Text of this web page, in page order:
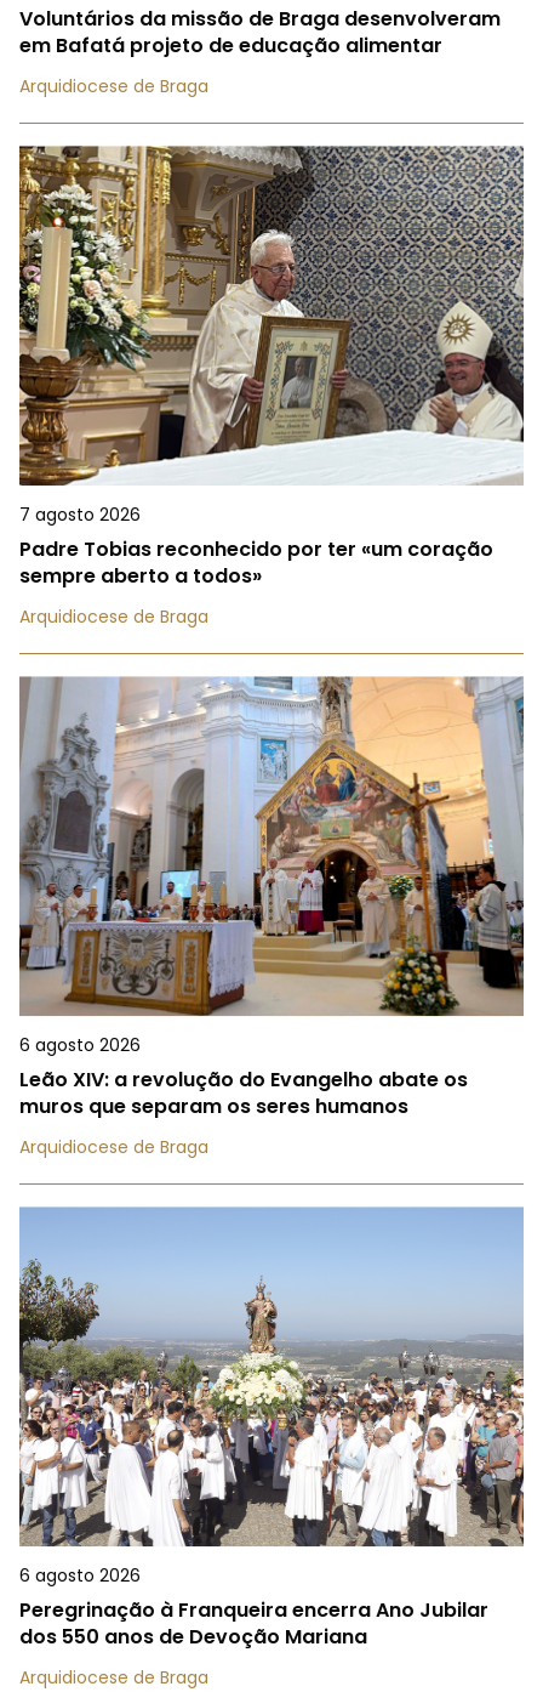
Voluntários da missão de Braga desenvolveram
em Bafatá projeto de educação alimentar
Arquidiocese de Braga
7 agosto 2026
Padre Tobias reconhecido por ter «um coração
sempre aberto a todos»
Arquidiocese de Braga
6 agosto 2026
Leão XIV: a revolução do Evangelho abate os
muros que separam os seres humanos
Arquidiocese de Braga
6 agosto 2026
Peregrinação à Franqueira encerra Ano Jubilar
dos 550 anos de Devoção Mariana
Arquidiocese de Braga